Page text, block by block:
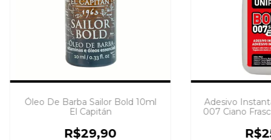
Óleo De Barba Sailor Bold 10ml
El Capitán
R$29,90
Adesivo
007 Ciano